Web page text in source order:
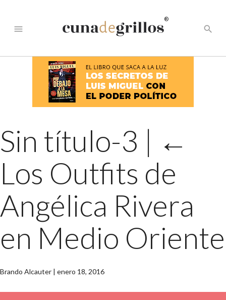
menu
®
search
Sin título-3 | ←
Los Outfits de
Angélica Rivera
en Medio Oriente
Brando Alcauter | enero 18, 2016